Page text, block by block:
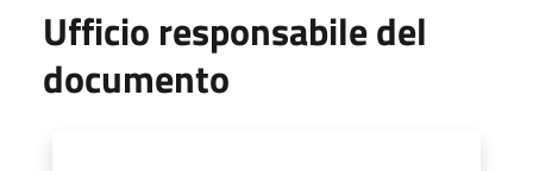
Ufficio responsabile del
documento